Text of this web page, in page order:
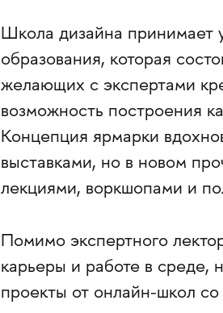
Школа дизайна принимает
образования, которая
желающих с экспертами
возможность построения
Концепция ярмарки
выставками, но в новом
лекциями, воркшопами и
Помимо экспертного
карьеры и работе в среде,
проекты от онлайн-школ